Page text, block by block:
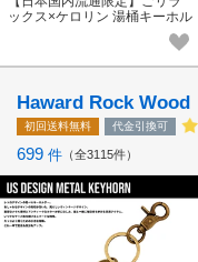
ックス×ケロリン 湯桶キーホル
Haward Rock Wood
初回送料無料 代金引換可
699 件 全3115件